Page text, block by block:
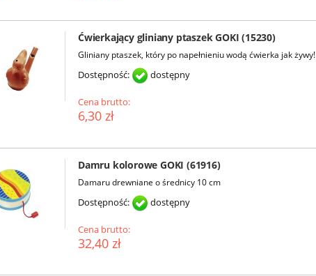
Ćwierkający gliniany ptaszek GOKI (15230)
Gliniany ptaszek, który po napełnieniu wodą ćwierka jak żywy!
Dostępność: dostępny
Cena brutto:
6,30 zł
Damru kolorowe GOKI (61916)
Damaru drewniane o średnicy 10 cm
Dostępność: dostępny
Cena brutto:
32,40 zł